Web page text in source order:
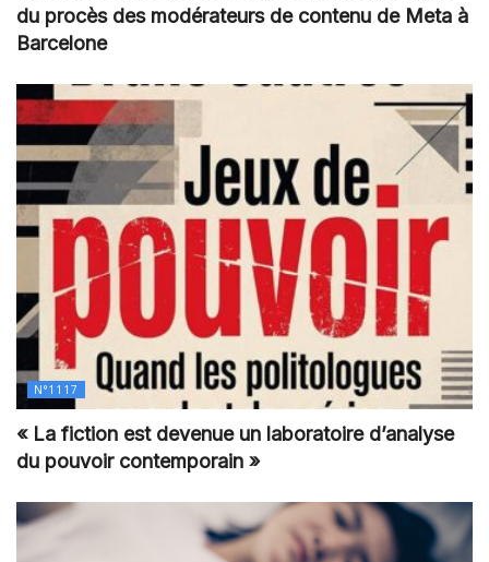
du procès des modérateurs de contenu de Meta à
Barcelone
N°1117
« La fiction est devenue un laboratoire d’analyse
du pouvoir contemporain »